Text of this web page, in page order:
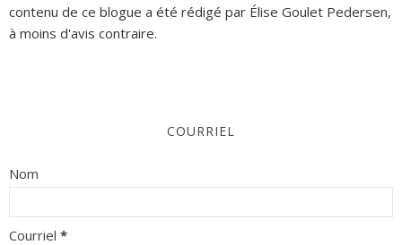
contenu de ce blogue a été rédigé par Élise Goulet Pedersen,
à moins d'avis contraire.
COURRIEL
Nom
Courriel *